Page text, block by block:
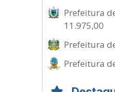
Prefeitura
11.975,00
Prefeitura
Prefeitura